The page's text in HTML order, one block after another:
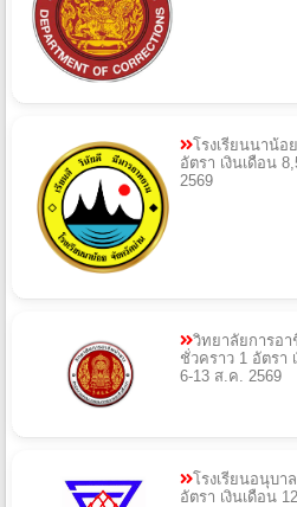
โรงเรียนนาน้อ
อัตรา เงินเดือน
2569
วิทยาลัยการอ
ชั่วคราว 1 อัตรา
6-13 ส.ค. 2569
โรงเรียนอนุบา
อัตรา เงินเดือน